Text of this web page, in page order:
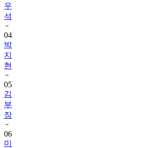
우
석
04
박
지
현
05
김
부
장
06
미